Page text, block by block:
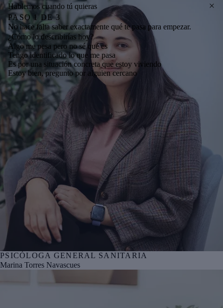
Nº col. COPBI BI05805
PSICÓLOGA GENERAL SANITARIA
Marina Torres Navascues
Hablemos cuando tú quieras
PASO 1 DE3
No hace falta saber exactamente qué te pasa para empezar.
¿Cómo lo describirías hoy?
Algo me pesa pero no sé qué es
Tengo identificado lo que me pasa
Es por una situación concreta que estoy viviendo
Estoy bien, pregunto por alguien cercano